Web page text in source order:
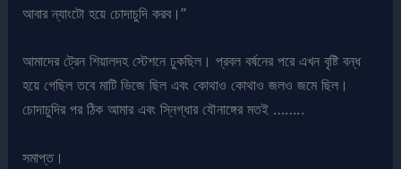
আবার ন্যাংটো হয়ে চোদাচুদি করব।”
আমাদের ট্রেন শিয়ালদহ স্টেশনে ঢুকছিল। প্রবল বর্ষনের পরে এখন বৃষ্টি বন্ধ
হয়ে গেছিল তবে মাটি ভিজে ছিল এবং কোথাও কোথাও জলও জমে ছিল।
চোদাচুদির পর ঠিক আমার এবং স্নিগ্ধার যৌনাঙ্গের মতই ……..
সমাপ্ত।